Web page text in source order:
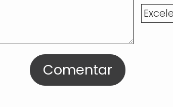
Comentar